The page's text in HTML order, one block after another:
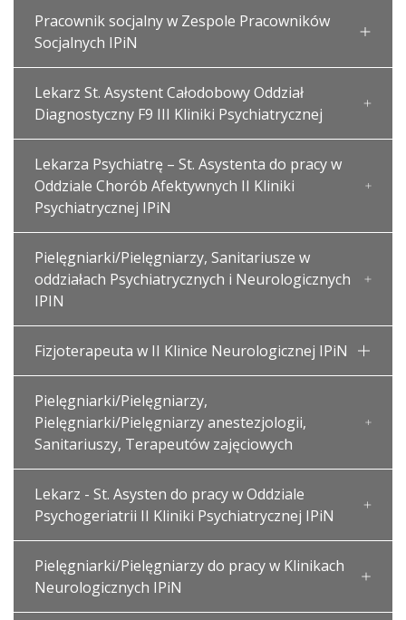
Pracownik socjalny w Zespole Pracowników
Socjalnych IPiN
Lekarz St. Asystent Całodobowy Oddział
Diagnostyczny F9 III Kliniki Psychiatrycznej
Lekarza Psychiatrę – St. Asystenta do pracy w
Oddziale Chorób Afektywnych II Kliniki
Psychiatrycznej IPiN
Pielęgniarki/Pielęgniarzy, Sanitariusze w
oddziałach Psychiatrycznych i Neurologicznych
IPIN
Fizjoterapeuta w II Klinice Neurologicznej IPiN
Pielęgniarki/Pielęgniarzy,
Pielęgniarki/Pielęgniarzy anestezjologii,
Sanitariuszy, Terapeutów zajęciowych
Lekarz - St. Asysten do pracy w Oddziale
Psychogeriatrii II Kliniki Psychiatrycznej IPiN
Pielęgniarki/Pielęgniarzy do pracy w Klinikach
Neurologicznych IPiN